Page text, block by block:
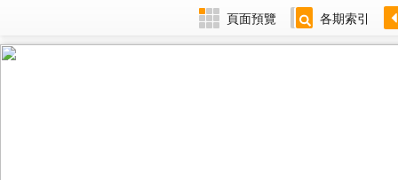
頁面預覽 各期索引